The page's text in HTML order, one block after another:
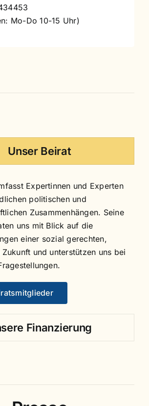
Mo-Do 10-15 Uhr)
Unser Beirat
Expertinnen und Experten
politischen und
Zusammenhängen. Seine
uns mit Blick auf die
einer sozial gerechten,
und unterstützen uns bei
Finanzierung